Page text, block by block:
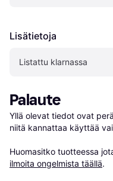
Lisätietoja
Listattu klarnassa
Palaute
Yllä olevat tiedot ovat
niitä kannattaa käyttää
Huomasitko tuotteessa
ilmoita ongelmista täällä.